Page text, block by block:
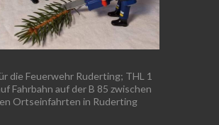
die Feuerwehr Ruderting; THL 1
Fahrbahn auf der B 85 zwischen
Ortseinfahrten in Ruderting